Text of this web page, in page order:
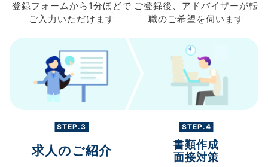
登録フォームから 1分ほどで
ご入力 いただけます
ご登録後、 アドバイザーが転
職のご希望を伺います
STEP.3
求人のご紹介
STEP.4
書類作成
面接対策